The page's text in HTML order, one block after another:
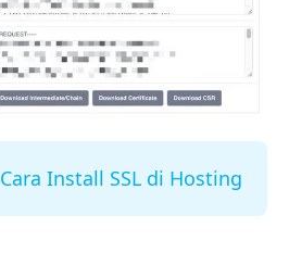
Cara Install SSL di Hosting